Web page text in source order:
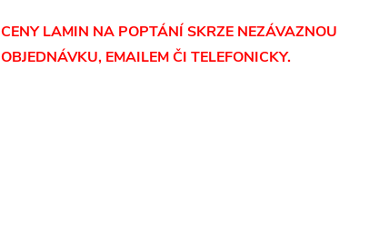
CENY LAMIN NA POPTÁNÍ SKRZE NEZÁVAZNOU
OBJEDNÁVKU, EMAILEM ČI TELEFONICKY.